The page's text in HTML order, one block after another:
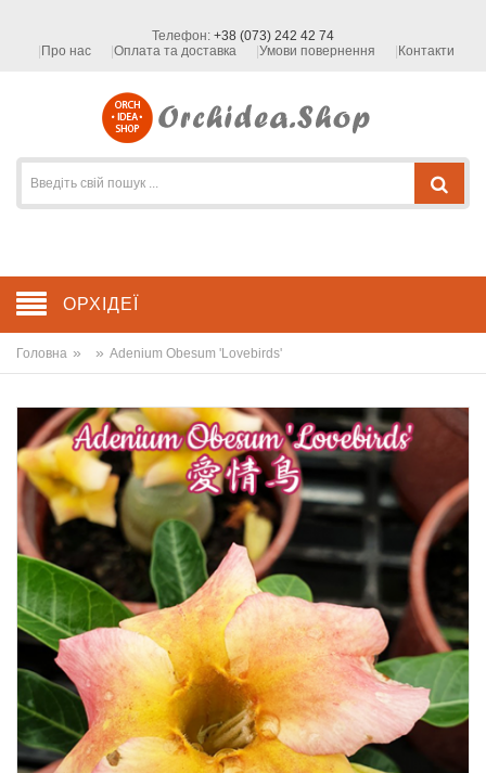
Телефон: +38 (073) 242 42 74
Про нас
Оплата та доставка Умови повернення Контакти
ОРХІДЕЇ
Головна » » Adenium Obesum 'Lovebirds'